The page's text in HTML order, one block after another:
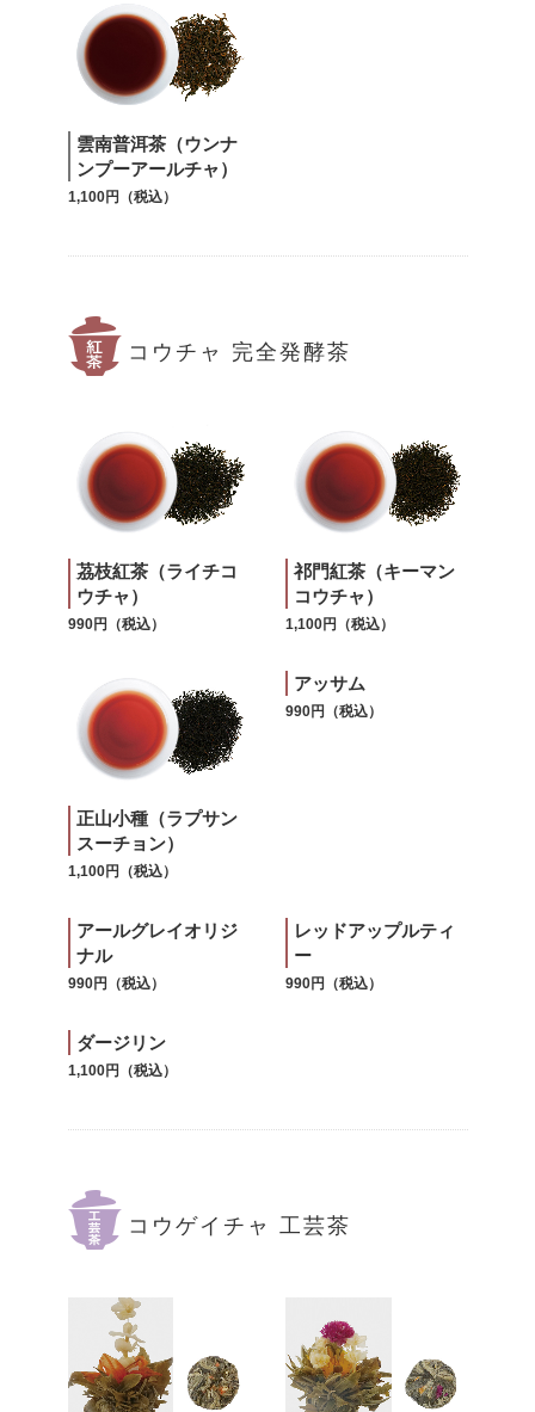
雲南普洱茶（ウンナ
ンプーアールチャ）
1,100円（税込）
コウチャ 完全発酵茶
茘枝紅茶（ライチコ
ウチャ）
990円（税込）
祁門紅茶（キーマン
コウチャ）
1,100円（税込）
正山小種（ラプサン
スーチョン）
1,100円（税込）
アッサム
990円（税込）
アールグレイオリジ
ナル
990円（税込）
レッドアップルティ
ー
990円（税込）
ダージリン
1,100円（税込）
コウゲイチャ 工芸茶